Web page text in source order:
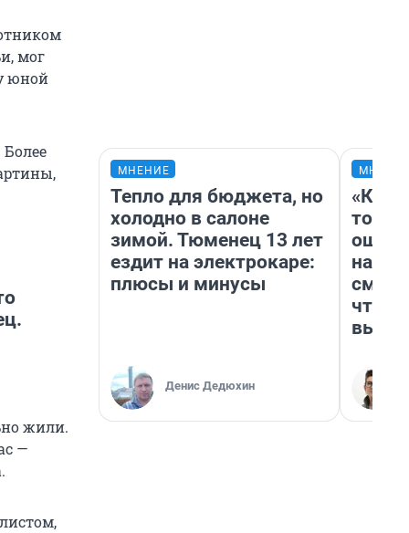
и
мало
тумбе
7
мог
юной
жили.
—
МНЕНИЕ
Тепло для бюджета, но
холодно в салоне
зимой. Тюменец 13 лет
ездит на электрокаре:
плюсы и минусы
Денис Дедюхин
то